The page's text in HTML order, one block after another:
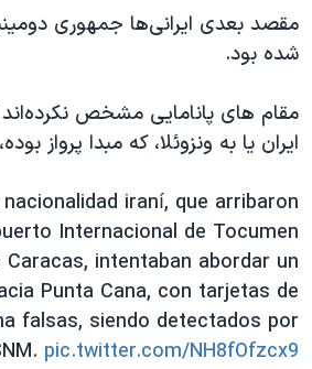
همایش محافظه‌کاران آمریکا «سی‌پک»
سفر پرزیدنت ترامپ به چین
مقصد بعدی ایرانی‌ها جمهوری
شده بود.
مقام های پانامایی مشخص نکرده‌اند
ایران یا به ونزوئلا، که مبدا پرواز
iraní, que arribaron
Internacional de Tocumen
intentaban abordar un
Punta Cana, con tarjetas de
falsas, siendo detectados por
pic.twitter.com/NH8fOfzcx9